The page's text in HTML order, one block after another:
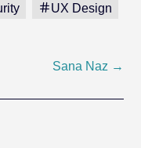
UX Design
Sana Naz →